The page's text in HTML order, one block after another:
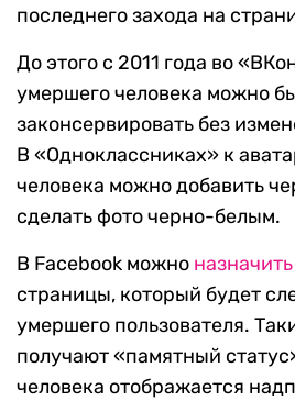
последнего захода на
До этого с 2011 года во
умершего человека можно
законсервировать без
В «Одноклассниках» к
человека можно добавить
сделать фото черно-белым.
В Facebook можно назначить
страницы, который будет
умершего пользователя.
получают «памятный
человека отображается